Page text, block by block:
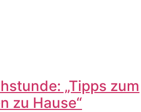
„Tipps zum
zu Hause“